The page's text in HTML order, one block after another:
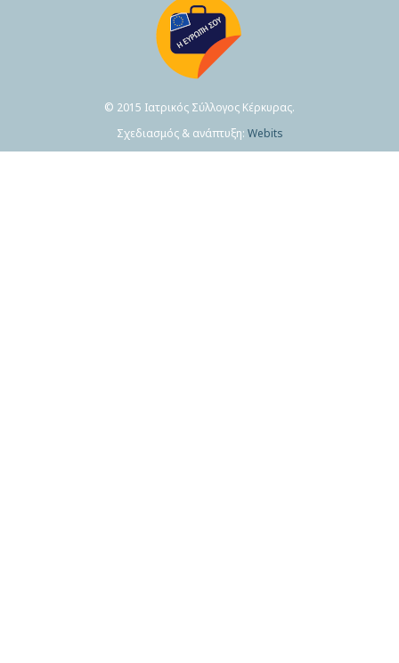
© 2015 Ιατρικός Σύλλογος Κέρκυρας.
Σχεδιασμός & ανάπτυξη: Webits